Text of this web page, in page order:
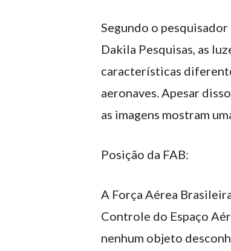
Segundo o
Dakila Pesquisas, as
características
aeronaves. Apesar
as imagens mostram
Posição da FAB:
A Força Aérea
Controle do Espaço
nenhum objeto